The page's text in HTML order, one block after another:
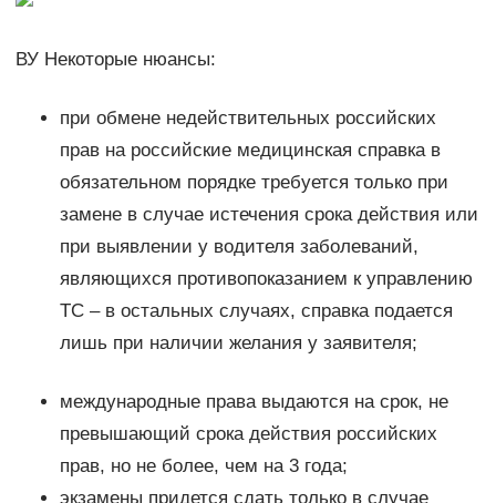
ВУ Некоторые нюансы:
при обмене недействительных российских
прав на российские медицинская справка в
обязательном порядке требуется только при
замене в случае истечения срока действия или
при выявлении у водителя заболеваний,
являющихся противопоказанием к управлению
ТС – в остальных случаях, справка подается
лишь при наличии желания у заявителя;
международные права выдаются на срок, не
превышающий срока действия российских
прав, но не более, чем на 3 года;
экзамены придется сдать только в случае